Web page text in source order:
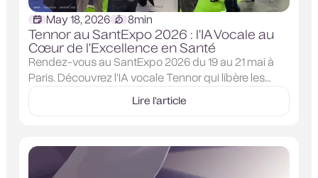
May 18, 2026 8min
Tennor au SantExpo 2026 : l'IA Vocale au
Cœur de l'Excellence en Santé
Rendez-vous au SantExpo 2026 du 19 au 21 mai à
Paris. Découvrez l'IA vocale Tennor qui libère les
secrétariats médicaux et fluidifie le parcours patient.
Lire l'article